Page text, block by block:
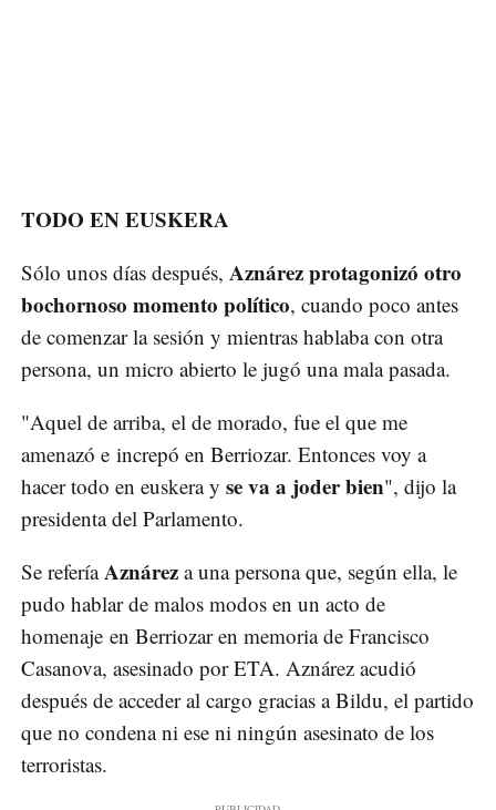
TODO EN EUSKERA
Sólo unos días después, Aznárez protagonizó otro
bochornoso momento político, cuando poco antes
de comenzar la sesión y mientras hablaba con otra
persona, un micro abierto le jugó una mala pasada.
"Aquel de arriba, el de morado, fue el que me
amenazó e increpó en Berriozar. Entonces voy a
hacer todo en euskera y se va a joder bien", dijo la
presidenta del Parlamento.
Se referíaAznárez a una persona que, según ella, le
pudo hablar de malos modos en un acto de
homenaje en Berriozar en memoria de Francisco
Casanova, asesinado por ETA. Aznárez acudió
después de acceder al cargo gracias a Bildu, el partido
que no condena ni ese ni ningún asesinato de los
terroristas.